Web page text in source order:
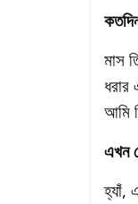
মাস
ধরার
আমি
এখন
হ্যাঁ,